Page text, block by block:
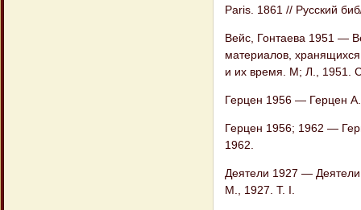
Paris. 1861 // Русский
Вейс, Гонтаева 1951 —
материалов,
и их время. М; Л., 1951.
Герцен 1956 — Герцен
Герцен 1956; 1962 —
1962.
Деятели 1927 —
М., 1927. Т. I.